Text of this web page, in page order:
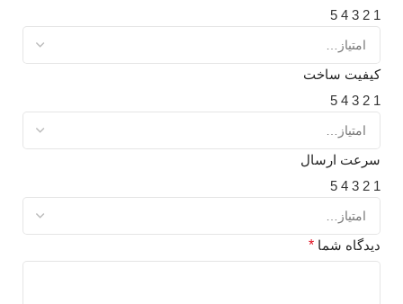
1
2
3
4
5
کیفیت ساخت
1
2
3
4
5
سرعت ارسال
1
2
3
4
5
دیدگاه شما *